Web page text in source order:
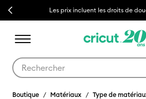
Previous Les prix incluent les droits de
Boutique Matériaux
Type de